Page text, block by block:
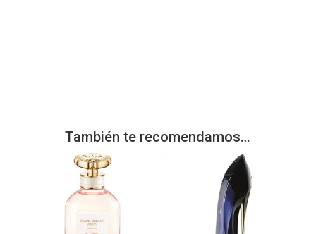
También te recomendamos…